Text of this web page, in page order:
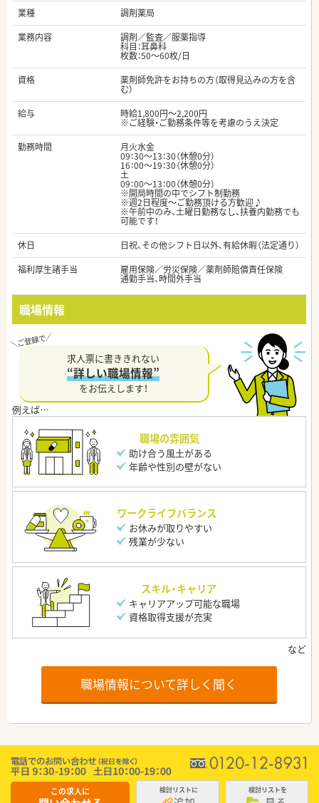
業種
調剤薬局
業務内容
調剤／監査／服薬指導
科目：耳鼻科
枚数：50～60枚/日
資格
薬剤師免許をお持ちの方（取得見込みの方を含
む）
給与
時給1,800円～2,200円
※ご経験・ご勤務条件等を考慮のうえ決定
勤務時間
月火水金
09：30～13：30（休憩0分）
16：00～19：30（休憩0分）
土
09：00～13：00（休憩0分）
※開局時間の中でシフト制勤務
※週2日程度～ご勤務頂ける方歓迎♪
※午前中のみ、土曜日勤務なし、扶養内勤務でも
可能です！
休日
日祝、その他シフト日以外、有給休暇（法定通り）
福利厚生諸手当
雇用保険／労災保険／薬剤師賠償責任保険
通勤手当、時間外手当
職場情報
求人票に書ききれない
“詳しい職場情報”
をお伝えします！
職場の雰囲気
助け合う風土がある
年齢や性別の壁がない
ワークライフバランス
お休みが取りやすい
残業が少ない
スキル・キャリア
キャリアアップ可能な職場
資格取得支援が充実
職場情報について詳しく聞く
この求人に 検討リストに 検討リストを